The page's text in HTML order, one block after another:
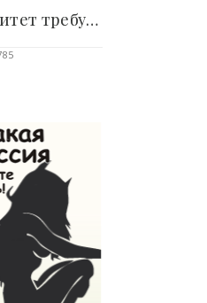
В Канадский университет требуется преподаватель..